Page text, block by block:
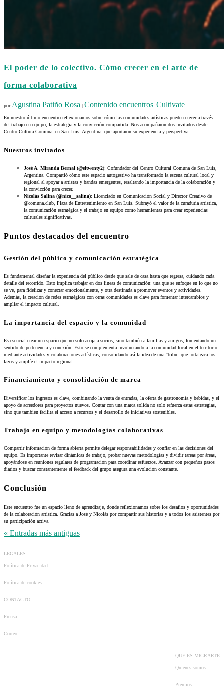
El poder de lo colectivo. Cómo crecer en el arte de
forma colaborativa
por Agustina Patiño Rosa | Contenido encuentros, Cultivate
En nuestro último encuentro reflexionamos sobre cómo las comunidades artísticas pueden crecer a través
del trabajo en equipo, la estrategia y la convicción compartida. Nos acompañaron dos invitados desde
Centro Cultura Comuna, en San Luis, Argentina, que aportaron su experiencia y perspectiva:
Nuestros invitados
José A. Miranda Bernal (@eltwenty2): Cofundador del Centro Cultural Comuna de San Luis,
Argentina. Compartió cómo este espacio autogestivo ha transformado la escena cultural local y
regional al apoyar a artistas y bandas emergentes, resaltando la importancia de la colaboración y
la convicción para crecer.
Nicolás Salina (@nico__salina): Licenciado en Comunicación Social y Director Creativo de
@comuna.club, Plaza de Entretenimiento en San Luis. Subrayó el valor de la curaduría artística,
la comunicación estratégica y el trabajo en equipo como herramientas para crear experiencias
culturales significativas.
Puntos destacados del encuentro
Gestión del público y comunicación estratégica
Es fundamental diseñar la experiencia del público desde que sale de casa hasta que regresa, cuidando cada
detalle del recorrido. Esto implica trabajar en dos líneas de comunicación: una que se enfoque en lo que no
se ve, para fidelizar y conectar emocionalmente, y otra destinada a promover eventos y actividades.
Además, la creación de redes estratégicas con otras comunidades es clave para fomentar intercambios y
ampliar el impacto cultural.
La importancia del espacio y la comunidad
Es esencial crear un espacio que no solo acoja a socios, sino también a familias y amigos, fomentando un
sentido de pertenencia y conexión. Esto se complementa involucrando a la comunidad local en el territorio
mediante actividades y colaboraciones artísticas, consolidando así la idea de una “tribu” que fortalezca los
lazos y amplíe el impacto regional.
Financiamiento y consolidación de marca
Diversificar los ingresos es clave, combinando la venta de entradas, la oferta de gastronomía y bebidas, y el
apoyo de acreedores para proyectos nuevos. Contar con una marca sólida no solo refuerza estas estrategias,
sino que también facilita el acceso a recursos y el desarrollo de iniciativas sostenibles.
Trabajo en equipo y metodologías colaborativas
Compartir información de forma abierta permite delegar responsabilidades y confiar en las decisiones del
equipo. Es importante revisar dinámicas de trabajo, probar nuevas metodologías y dividir tareas por áreas,
apoyándose en reuniones regulares de programación para coordinar esfuerzos. Avanzar con pequeños pasos
diarios y buscar constantemente el feedback del grupo asegura una evolución constante.
Conclusión
Este encuentro fue un espacio lleno de aprendizaje, donde reflexionamos sobre los desafíos y oportunidades
de la colaboración artística. Gracias a José y Nicolás por compartir sus historias y a todos los asistentes por
su participación activa.
« Entradas más antiguas
LEGALES
Política de Privacidad
Política de cookies
CONTACTO
Prensa
Correo
QUE ES MIGRARTE
Quienes somos
Premios